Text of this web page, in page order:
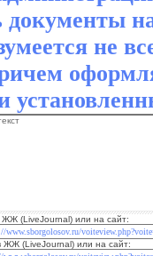
ЖЖ (LiveJournal) или на сайт:
ЖЖ (LiveJournal) или на сайт: